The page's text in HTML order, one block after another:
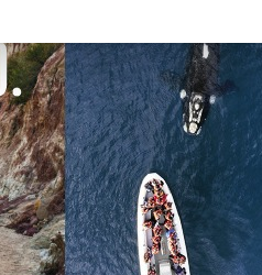
Actualidad
sol y se